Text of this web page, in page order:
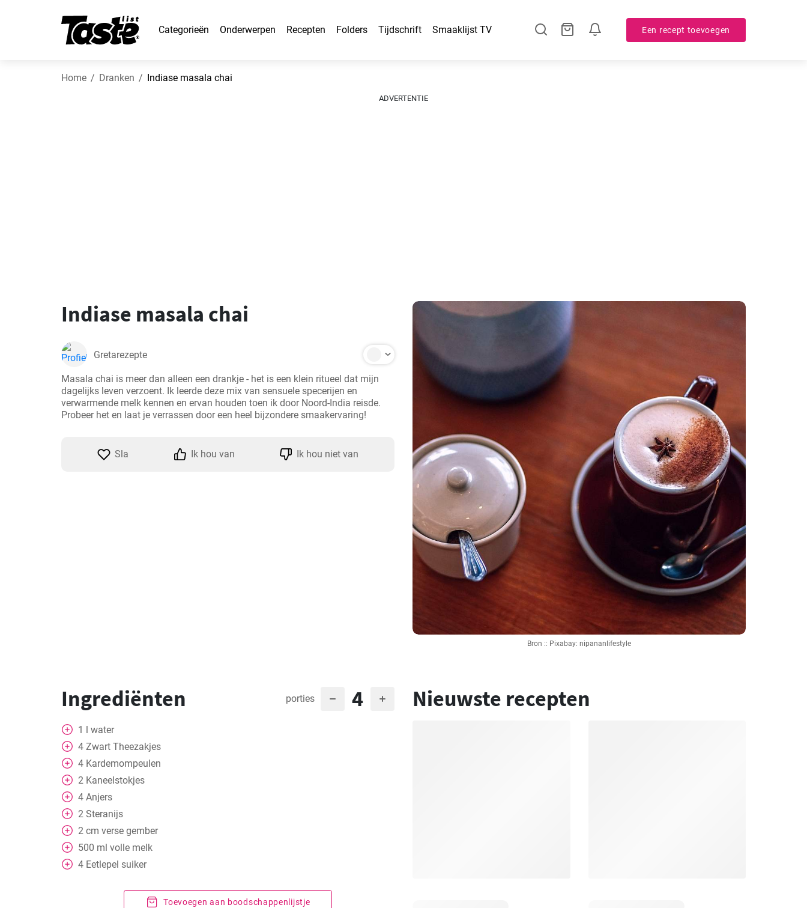
Categorieën Onderwerpen Recepten Folders Tijdschrift Smaaklijst TV Een recept toevoegen
Home Dranken Indiase masala chai
ADVERTENTIE
Bron :: Pixabay: nipananlifestyle
Indiase masala chai
Gretarezepte
Masala chai is meer dan alleen een drankje - het is een klein ritueel dat mijn
dagelijks leven verzoent. Ik leerde deze mix van sensuele specerijen en
verwarmende melk kennen en ervan houden toen ik door Noord-India reisde.
Probeer het en laat je verrassen door een heel bijzondere smaakervaring!
Sla Ik hou van Ik hou niet van
Ingrediënten porties 4
1 l water
4 Zwart Theezakjes
4 Kardemompeulen
2 Kaneelstokjes
4 Anjers
2 Steranijs
2 cm verse gember
500 ml volle melk
4 Eetlepel suiker
Toevoegen aan boodschappenlijstje
Nieuwste recepten